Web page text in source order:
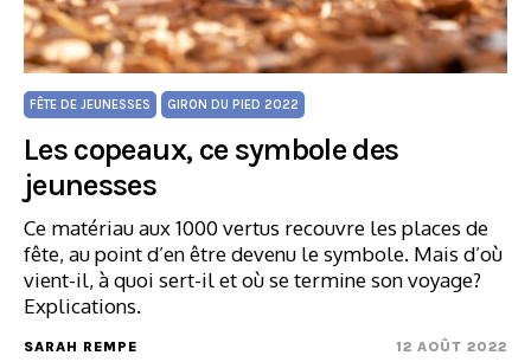
FÊTE DE JEUNESSES GIRON DU PIED 2022
Les copeaux, ce symbole des
jeunesses
Ce matériau aux 1000 vertus recouvre les places de
fête, au point d’en être devenu le symbole. Mais d’où
vient-il, à quoi sert-il et où se termine son voyage?
Explications.
SARAH REMPE 12 AOÛT 2022